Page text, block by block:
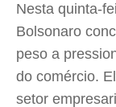
Nesta quinta-
Bolsonaro
peso a
do comércio.
setor